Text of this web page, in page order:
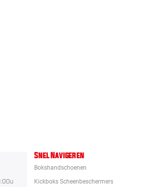
Snel Navigeren
Bokshandschoenen
Kickboks Scheenbeschermers